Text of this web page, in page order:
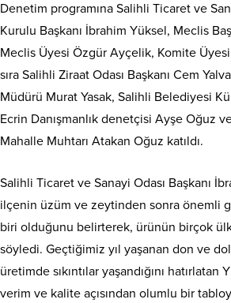
Denetim programına Salihli Ticaret ve
Kurulu Başkanı İbrahim Yüksel, Meclis
Meclis Üyesi Özgür Ayçelik, Komite Üyesi
sıra Salihli Ziraat Odası Başkanı Cem
Müdürü Murat Yasak, Salihli Belediyesi
Ecrin Danışmanlık denetçisi Ayşe Oğuz
Mahalle Muhtarı Atakan Oğuz katıldı.
Salihli Ticaret ve Sanayi Odası Başkanı
ilçenin üzüm ve zeytinden sonra önemli
biri olduğunu belirterek, ürünün birçok
söyledi. Geçtiğimiz yıl yaşanan don ve
üretimde sıkıntılar yaşandığını
verim ve kalite açısından olumlu bir